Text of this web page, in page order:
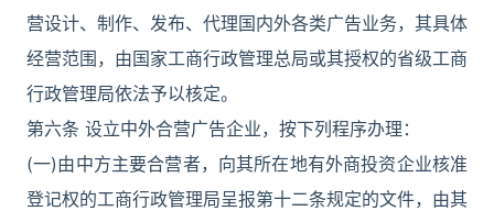
营设计、制作、发布、代理国内外各类广告业务，其具体
经营范围，由国家工商行政管理总局或其授权的省级工商
行政管理局依法予以核定。
第六条 设立中外合营广告企业，按下列程序办理：
(一)由中方主要合营者，向其所在地有外商投资企业核准
登记权的工商行政管理局呈报第十二条规定的文件，由其